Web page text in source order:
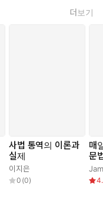
더보기
사법 통역의 이론과
실제
이지은
0 (0)
매
문